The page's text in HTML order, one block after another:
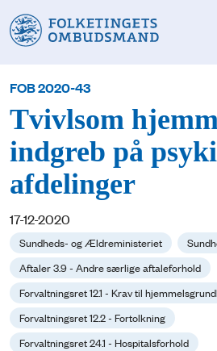
FOB 2020-43
Tvivlsom
indgreb på
afdelinger
17-12-2020
Sundheds- og Ældreministeriet
Aftaler 3.9 - Andre særlige aftaleforhold
Forvaltningsret 12.1 - Krav til
Forvaltningsret 12.2 - Fortolkning
Forvaltningsret 24.1 - Hospitalsforhold